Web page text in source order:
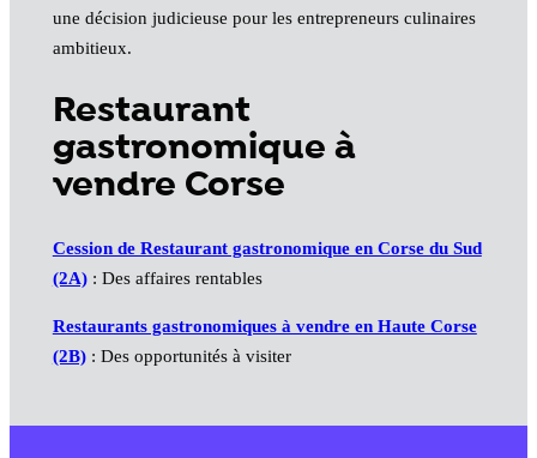
une décision judicieuse pour les entrepreneurs culinaires
ambitieux.
Restaurant
gastronomique à
vendre Corse
Cession de Restaurant gastronomique en Corse du Sud
(2A): Des affaires rentables
Restaurants gastronomiques à vendre en Haute Corse
(2B): Des opportunités à visiter